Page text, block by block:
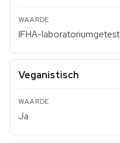
IFHA-laboratoriumgetest
Veganistisch
Ja